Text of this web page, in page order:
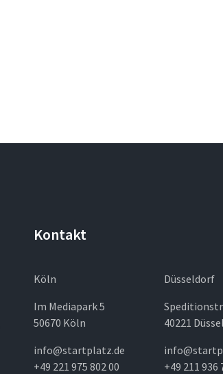
Kontakt
Köln
Im Mediapark 5
50670 Köln
info@startplatz.de
+49 221 975 802 00
Düsseldorf
40221
+49 211 936